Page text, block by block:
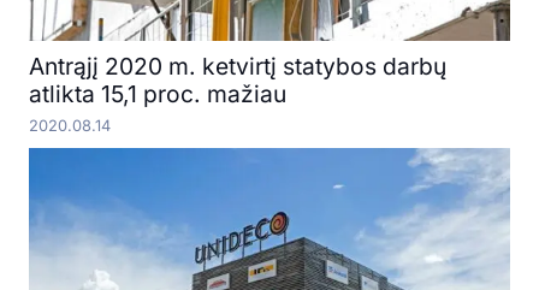
Antrąjį 2020 m. ketvirtį statybos darbų
atlikta 15,1 proc. mažiau
2020.08.14